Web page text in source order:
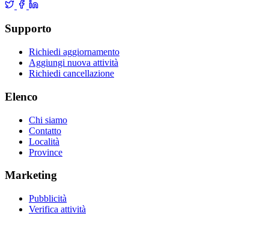
Supporto
Richiedi aggiornamento
Aggiungi nuova attività
Richiedi cancellazione
Elenco
Chi siamo
Contatto
Località
Province
Marketing
Pubblicità
Verifica attività